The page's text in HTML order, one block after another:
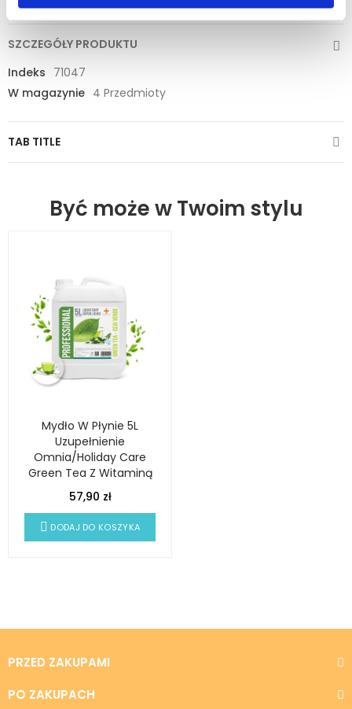
SZCZEGÓŁY PRODUKTU
Indeks 71047
W magazynie 4 Przedmioty
TAB TITLE
Być może w Twoim stylu
Mydło W Płynie 5L
Uzupełnienie
Omnia/Holiday Care
Green Tea Z Witaminą
E - PROFFESSIONAL
57,90 zł
DODAJ DO KOSZYKA
PRZED ZAKUPAMI
PO ZAKUPACH